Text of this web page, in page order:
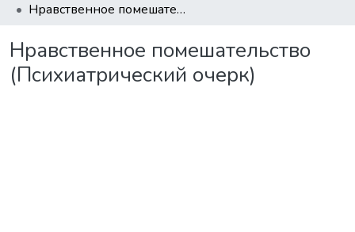
Нравственное помешательство (Психиатрический очерк)
Нравственное помешательство
(Психиатрический очерк)